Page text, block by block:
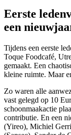
Eerste
een
Tijdens een eerste
Toque Foodcafé,
gemaakt. Een
kleine ruimte. Maar
Zo waren alle
vast gelegd op 10
schoonmaakactie
contributie. En een
(Yireo), Michiel